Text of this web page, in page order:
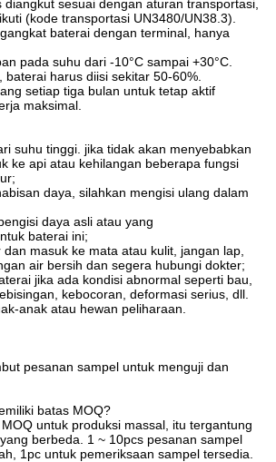
diangkut sesuai dengan aturan transportasi,
(kode transportasi UN3480/UN38.3).
baterai dengan terminal, hanya
pada suhu dari -10°C sampai +30°C.
harus diisi sekitar 50-60%.
setiap tiga bulan untuk tetap aktif
maksimal.
suhu tinggi. jika tidak akan menyebabkan
ke api atau kehilangan beberapa fungsi
daya, silahkan mengisi ulang dalam
daya asli atau yang
baterai ini;
masuk ke mata atau kulit, jangan lap,
air bersih dan segera hubungi dokter;
jika ada kondisi abnormal seperti bau,
kebocoran, deformasi serius, dll.
anak atau hewan peliharaan.
pesanan sampel untuk menguji dan
batas MOQ?
untuk produksi massal, itu tergantung
berbeda. 1 ~ 10pcs pesanan sampel
1pc untuk pemeriksaan sampel tersedia.